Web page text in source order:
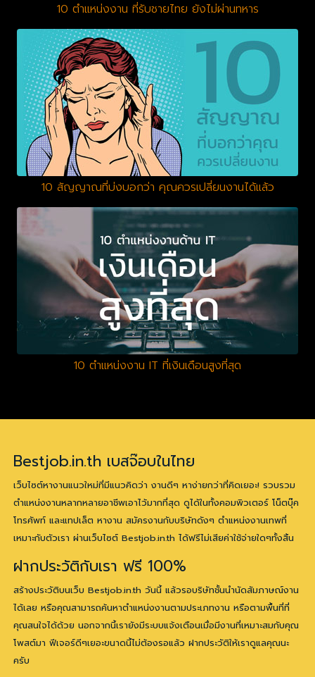
10 ตำแหน่งงาน ที่รับชายไทย ยังไม่ผ่านทหาร
10 สัญญาณที่บ่งบอกว่า คุณควรเปลี่ยนงานได้แล้ว
10 ตำแหน่งงาน IT ที่เงินเดือนสูงที่สุด
Bestjob.in.th เบสจ๊อบในไทย
เว็บไซต์หางานแนวใหม่ที่มีแนวคิดว่า งานดีๆ หาง่ายกว่าที่คิดเยอะ! รวบรวม
ตำแหน่งงานหลากหลายอาชีพเอาไว้มากที่สุด ดูได้ในทั้งคอมพิวเตอร์ โน็ตบุ๊ค
โทรศัพท์ และแทปเล็ต หางาน สมัครงานกับบริษัทดังๆ ตำแหน่งงานเทพที่
เหมาะกับตัวเรา ผ่านเว็บไซต์ Bestjob.in.th ได้ฟรีไม่เสียค่าใช้จ่ายใดๆทั้งสิ้น
ฝากประวัติกับเรา ฟรี 100%
สร้างประวัติบนเว็บ Bestjob.in.th วันนี้ แล้วรอบริษัทชั้นนำนัดสัมภาษณ์งาน
ได้เลย หรือคุณสามารถค้นหาตำแหน่งงานตามประเภทงาน หรือตามพื้นที่ที่
คุณสนใจได้ด้วย นอกจากนี้เรายังมีระบบแจ้งเตือนเมื่อมีงานที่เหมาะสมกับคุณ
โพสต์มา ฟีเจอร์ดีๆเยอะขนาดนี้ไม่ต้องรอแล้ว ฝากประวัติให้เราดูแลคุณนะ
ครับ